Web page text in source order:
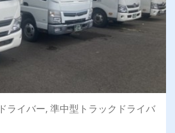
ライバー, 準中型トラックドライバ